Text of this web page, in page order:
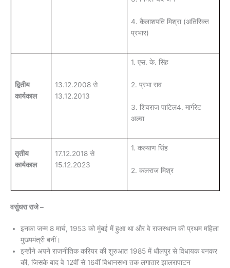
4. कैलाशपति मिश्रा (अतिरिक्त
प्रभार)
द्वितीय
कार्यकाल
13.12.2008 से
13.12.2013
1. एस. के. सिंह
2. प्रभा राव
3. शिवराज पाटिल4. मार्गरेट
अल्वा
तृतीय
कार्यकाल
17.12.2018 से
15.12.2023
1. कल्याण सिंह
2. कलराज मिश्र
वसुंधरा राजे –
इनका जन्म 8 मार्च, 1953 को मुंबई में हुआ था और वे राजस्थान की प्रथम महिला
मुख्यमंत्री बनीं।
इन्होंने अपने राजनीतिक करियर की शुरुआत 1985 में धौलपुर से विधायक बनकर
की, जिसके बाद वे 12वीं से 16वीं विधानसभा तक लगातार झालरापाटन